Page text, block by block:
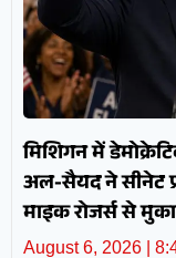
मिशिगन में
अल-सैयद ने सीनेट
माइक रोजर्स से
August 6, 2026